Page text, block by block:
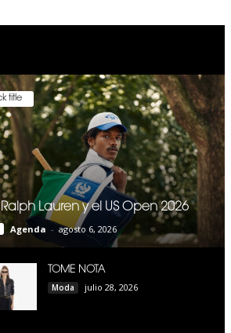
title
Lauren y el US Open 2026
Agenda - agosto 6, 2026
TOME NOTA
Moda julio 28, 2026